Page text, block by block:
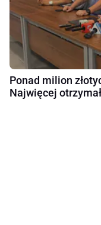
Ponad milion
Najwięcej